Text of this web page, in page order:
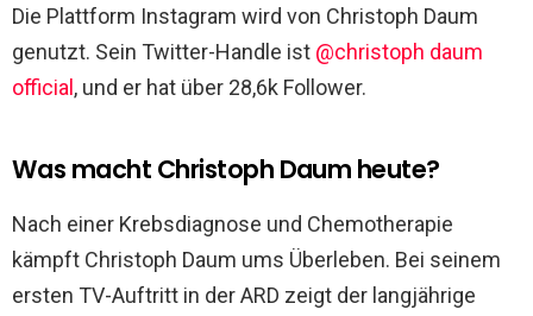
Die Plattform Instagram wird von Christoph Daum
genutzt. Sein Twitter-Handle ist @christoph daum
official, und er hat über 28,6k Follower.
Was macht Christoph Daum heute?
Nach einer Krebsdiagnose und Chemotherapie
kämpft Christoph Daum ums Überleben. Bei seinem
ersten TV-Auftritt in der ARD zeigt der langjährige